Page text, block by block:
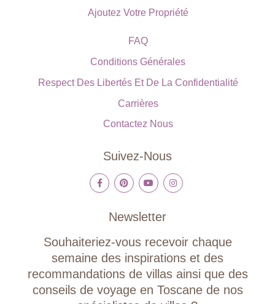
Ajoutez Votre Propriété
FAQ
Conditions Générales
Respect Des Libertés Et De La Confidentialité
Carrières
Contactez Nous
Suivez-Nous
Newsletter
Souhaiteriez-vous recevoir chaque
semaine des inspirations et des
recommandations de villas ainsi que des
conseils de voyage en Toscane de nos